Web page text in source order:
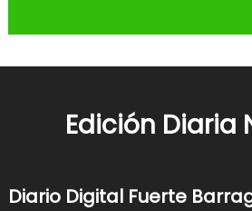
Edición Diaria
Diario Digital Fuerte